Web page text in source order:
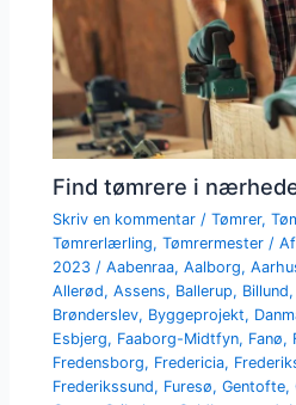
Find tømrere i
Skriv en kommentar /Tømrer,
Tømrerlærling,Tømrermester /
2023/Aabenraa,Aalborg,
Allerød,Assens, Ballerup, Billund,
Brønderslev, Byggeprojekt,
Esbjerg, Faaborg-Midtfyn, Fanø,
Fredensborg, Fredericia,
Frederikssund, Furesø,Gentofte,